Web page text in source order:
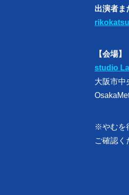
出演者ま
【会場】
studio
大阪市
※やむを
ご確認く